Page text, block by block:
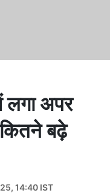
लगा अपर
बढ़े
14:40 IST